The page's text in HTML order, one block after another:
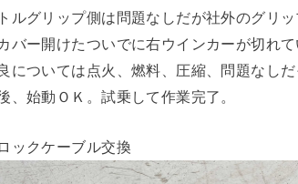
ルグリップ側は問題なしだが社外のグリ
バー開けたついでに右ウインカーが切れて
については点火、燃料、圧縮、問題なし
、始動ＯＫ。試乗して作業完了。
ックケーブル交換